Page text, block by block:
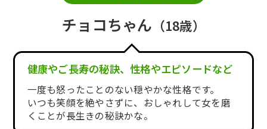
チョコちゃん （18歳）
健康やご長寿の秘訣、性格やエピソードなど
一度も怒ったことのない穏やかな性格です。
いつも笑顔を絶やさずに、おしゃれして女を磨
くことが長生きの秘訣かな。